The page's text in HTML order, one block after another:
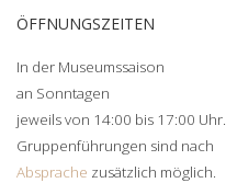
ÖFFNUNGSZEITEN
In der Museumssaison
an Sonntagen
jeweils von 14:00 bis 17:00 Uhr.
Gruppenführungen sind nach
Absprache zusätzlich möglich.